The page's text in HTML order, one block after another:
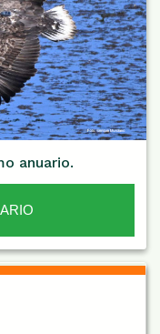
anuario.